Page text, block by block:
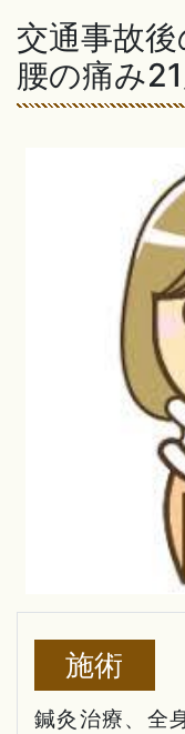
交通事故
腰の痛み
施術
鍼灸治療、全